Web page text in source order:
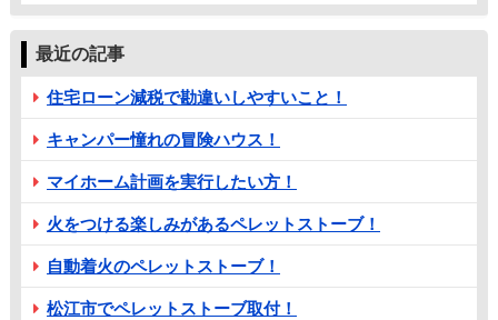
最近の記事
住宅ローン減税で勘違いしやすいこと！
キャンパー憧れの冒険ハウス！
マイホーム計画を実行したい方！
火をつける楽しみがあるペレットストーブ！
自動着火のペレットストーブ！
松江市でペレットストーブ取付！